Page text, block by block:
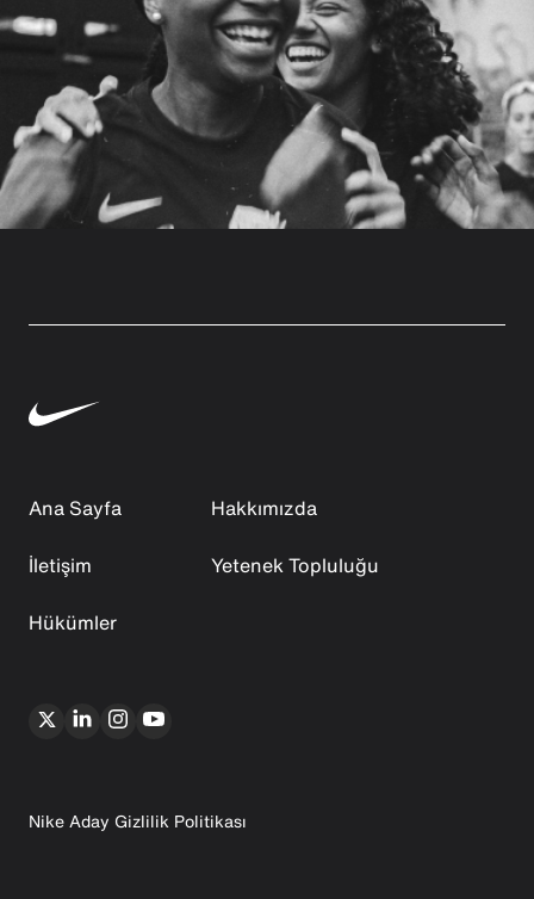
Ana Sayfa
Hakkımızda
İletişim
Yetenek Topluluğu
Hükümler
Nike Aday Gizlilik Politikası